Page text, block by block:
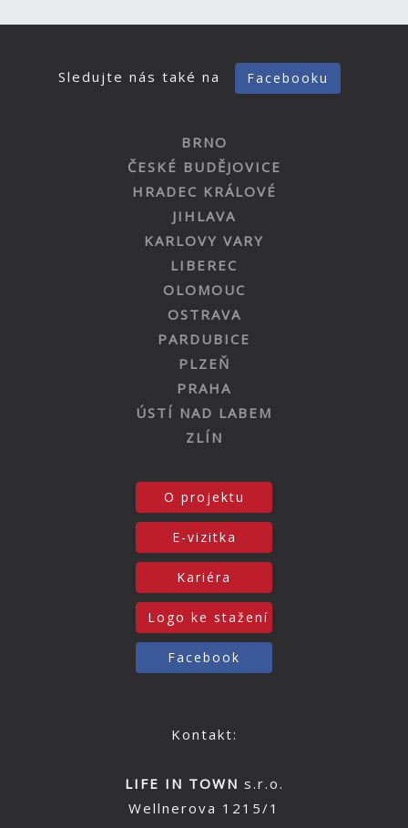
Sledujte nás také na Facebooku
BRNO
ČESKÉ BUDĚJOVICE
HRADEC KRÁLOVÉ
JIHLAVA
KARLOVY VARY
LIBEREC
OLOMOUC
OSTRAVA
PARDUBICE
PLZEŇ
PRAHA
ÚSTÍ NAD LABEM
ZLÍN
O projektu
E-vizitka
Kariéra
Logo ke stažení
Facebook
Kontakt:
LIFE IN TOWN s.r.o.
Wellnerova 1215/1